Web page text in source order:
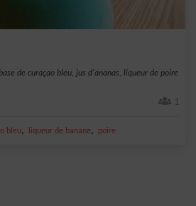
de curaçao bleu, jus d'ananas, liqueur de poire
1
bleu, liqueur de banane, poire